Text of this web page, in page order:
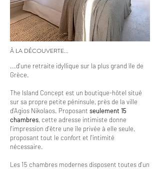
À LA DÉCOUVERTE...
...d'une retraite idyllique sur la plus grand île de
Grèce.
The Island Concept est un boutique-hôtel situé
sur sa propre petite péninsule, près de la ville
d'Agios Nikolaos. Proposant seulement 15
chambres, cette adresse intimiste donne
l'impression d'être une île privée à elle seule,
proposant tout le confort et l'intimité
nécessaire.
Les 15 chambres modernes disposent toutes d'un